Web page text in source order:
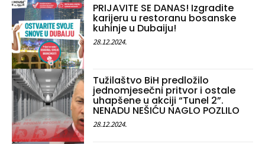
PRIJAVITE SE DANAS! Izgradite
karijeru u restoranu bosanske
kuhinje u Dubaiju!
28.12.2024.
Tužilaštvo BiH predložilo
jednomjesečni pritvor i ostale
uhapšene u akciji “Tunel 2”.
NENADU NEŠIĆU NAGLO POZLILO
28.12.2024.